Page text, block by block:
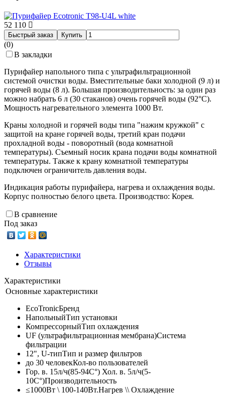
52 110
Быстрый заказ Купить
(0)
В закладки
Пурифайер напольного типа с ультрафильтрационной
системой очистки воды. Вместительные баки холодной (9 л) и
горячей воды (8 л). Большая производительность: за один раз
можно набрать 6 л (30 стаканов) очень горячей воды (92°С).
Мощность нагревательного элемента 1000 Вт.
Краны холодной и горячей воды типа "нажим кружкой" с
защитой на кране горячей воды, третий кран подачи
прохладной воды - поворотный (вода комнатной
температуры). Съемный носик крана подачи воды комнатной
температуры. Также к крану комнатной температуры
подключен ограничитель давления воды.
Индикация работы пурифайера, нагрева и охлаждения воды.
Корпус полностью белого цвета. Производство: Корея.
В сравнение
Под заказ
Характеристики
Отзывы
Характеристики
Основные характеристики
EcoTronicБренд
НапольныйТип установки
КомпрессорныйТип охлаждения
UF (ультрафильтрационная мембрана)Система
фильтрации
12", U-типТип и размер фильтров
до 30 человекКол-во пользователей
Гор. в. 15л/ч(85-94C°) Хол. в. 5л/ч(5-
10C°)Производительность
≤1000Вт \ 100-140Вт.Нагрев \\ Охлаждение